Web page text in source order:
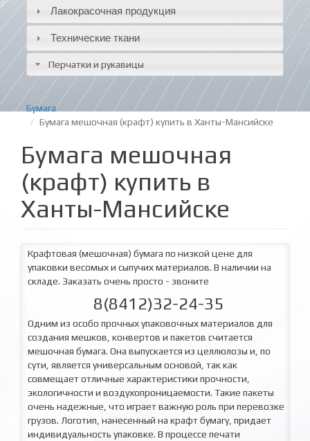
Лакокрасочная продукция
Технические ткани
Перчатки и рукавицы
Бумага
Бумага мешочная (крафт) купить в Ханты-Мансийске
Бумага мешочная
(крафт) купить в
Ханты-Мансийске
Крафтовая (мешочная) бумага по низкой цене для
упаковки весомых и сыпучих материалов. В наличии на
складе. Заказать очень просто - звоните
8(8412)32-24-35
Одним из особо прочных упаковочных материалов для
создания мешков, конвертов и пакетов считается
мешочная бумага. Она выпускается из целлюлозы и, по
сути, является универсальным основой, так как
совмещает отличные характеристики прочности,
экологичности и воздухопроницаемости. Такие пакеты
очень надежные, что играет важную роль при перевозке
грузов. Логотип, нанесенный на крафт бумагу, придает
индивидуальность упаковке. В процессе печати